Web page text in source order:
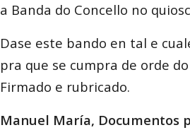
a Banda do Concello no
Dase este bando en tal e
pra que se cumpra de orde
Firmado e rubricado.
Manuel María, Documentos